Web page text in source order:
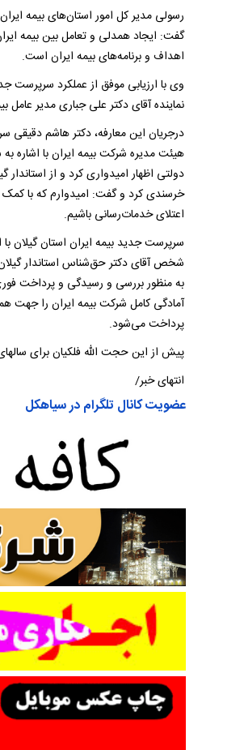
رسولی مدیر کل امور استان‌های بیمه
گفت: ایجاد همدلی و تعامل بین بیمه
اهداف و برنامه‌های بیمه ایران است.
وی با ارزیابی موفق از عملکرد سرپرست
نماینده آقای دکتر علی جباری مدیر
درجریان این معارفه، دکتر هاشم
دولتی اظهار امیدواری کرد و از
خرسندی کرد و گفت: امیدوارم که با کمک
اعتلای خدمات‌رسانی باشیم.
سرپرست جدید بیمه ایران استان گیلان
شخص آقای دکتر حق‌شناس استاندار
به منظور بررسی و رسیدگی و پرداخت
آمادگی کامل شرکت بیمه ایران را جهت
پرداخت می‌شود.
پیش از این حجت الله فلکیان برای
انتهای خبر/
عضویت کانال تلگرام در سیاهکل